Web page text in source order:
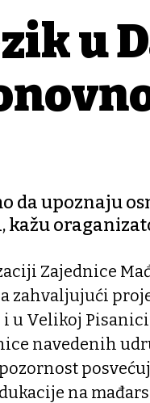
u
da upoznaju
kažu
Zajednice
zahvaljujući
u Velikoj
navedenih
na